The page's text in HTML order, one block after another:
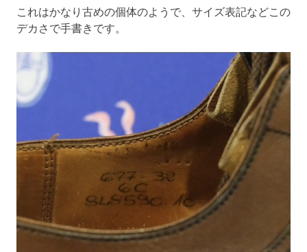
これはかなり古めの個体のようで、サイズ表記などこの
デカさで手書きです。